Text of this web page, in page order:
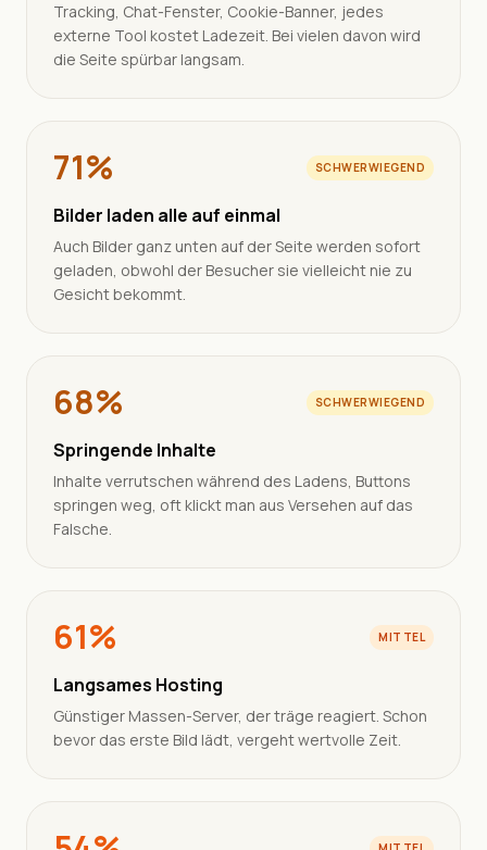
Tracking, Chat-Fenster, Cookie-Banner, jedes
externe Tool kostet Ladezeit. Bei vielen davon wird
die Seite spürbar langsam.
71% SCHWERWIEGEND
Bilder laden alle auf einmal
Auch Bilder ganz unten auf der Seite werden sofort
geladen, obwohl der Besucher sie vielleicht nie zu
Gesicht bekommt.
68% SCHWERWIEGEND
Springende Inhalte
Inhalte verrutschen während des Ladens, Buttons
springen weg, oft klickt man aus Versehen auf das
Falsche.
61% MITTEL
Langsames Hosting
Günstiger Massen-Server, der träge reagiert. Schon
bevor das erste Bild lädt, vergeht wertvolle Zeit.